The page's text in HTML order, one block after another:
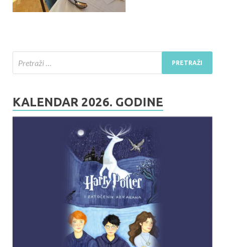
KALENDAR 2026. GODINE